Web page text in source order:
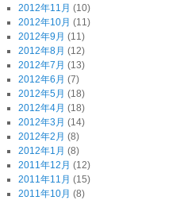
2012年11月 (10)
2012年10月 (11)
2012年9月 (11)
2012年8月 (12)
2012年7月 (13)
2012年6月 (7)
2012年5月 (18)
2012年4月 (18)
2012年3月 (14)
2012年2月 (8)
2012年1月 (8)
2011年12月 (12)
2011年11月 (15)
2011年10月 (8)